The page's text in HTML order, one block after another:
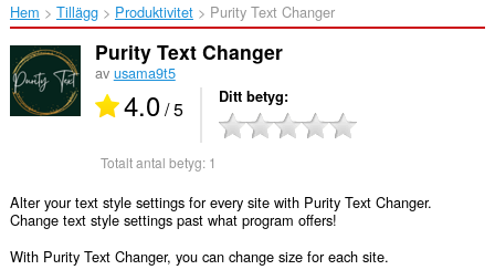
Hem Tillägg Produktivitet Purity Text Changer‎
Purity Text Changer
av usama9t5
4.0/ 5 Ditt betyg
Totalt antal betyg: 1
Alter your text style settings for every site with Purity Text Changer.
Change text style settings past what program offers!
With Purity Text Changer, you can change size for each site.